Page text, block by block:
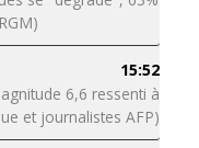
15:52
6,6 ressenti à
et journalistes AFP)